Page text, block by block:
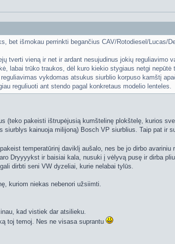
bet išmokau perrinkti begančius CAV/Rotodiesel/
tverti vieną ir net ir ardant nesujudinus jokių reguliavimo
labai trūko traukos, dėl kuro kiekio stygiaus netgi
vykdomas atsukus siurblio korpuso kamštį
reguliuoti ant stendo pagal konkretaus modelio lenteles.
(teko pakeisti ištrupėjusią kumštelinę plokštelę, kurios
siurblys kainuoja milijoną) Bosch VP siurblius. Taip pat ir
temperatūrinį daviklį aušalo, nes be jo dirbo
Dryyyykst ir baisiai kala, nusuki į vėlyvą pusę ir dirba
dirbti seni VW dyzeliai, kurie nelabai tylūs.
kuriom niekas nebenori užsiimti.
kad vistiek dar atsilieku.
toj temoj. Nes ne visasa suprantu